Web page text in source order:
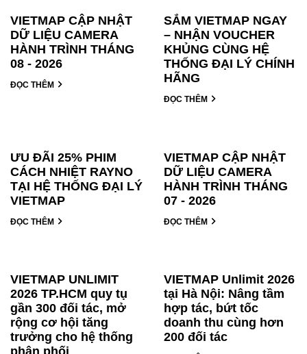
VIETMAP CẬP NHẬT
DỮ LIỆU CAMERA
HÀNH TRÌNH THÁNG
08 - 2026
ĐỌC THÊM
SẮM VIETMAP NGAY
– NHẬN VOUCHER
KHỦNG CÙNG HỆ
THỐNG ĐẠI LÝ CHÍNH
HÃNG
ĐỌC THÊM
ƯU ĐÃI 25% PHIM
CÁCH NHIỆT RAYNO
TẠI HỆ THỐNG ĐẠI LÝ
VIETMAP
ĐỌC THÊM
VIETMAP CẬP NHẬT
DỮ LIỆU CAMERA
HÀNH TRÌNH THÁNG
07 - 2026
ĐỌC THÊM
VIETMAP UNLIMIT
2026 TP.HCM quy tụ
gần 300 đối tác, mở
rộng cơ hội tăng
trưởng cho hệ thống
VIETMAP Unlimit 2026
tại Hà Nội: Nâng tầm
hợp tác, bứt tốc
doanh thu cùng hơn
200 đối tác